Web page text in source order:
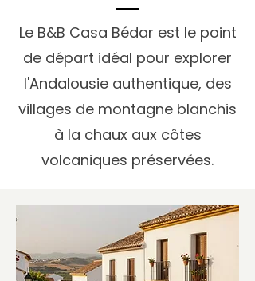
Le B&B Casa Bédar est le point
de départ idéal pour explorer
l'Andalousie authentique, des
villages de montagne blanchis
à la chaux aux côtes
volcaniques préservées.